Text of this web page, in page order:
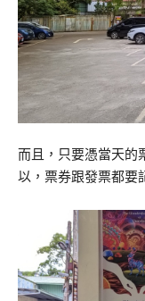
而且，只要憑當天的
以，票券跟發票都要